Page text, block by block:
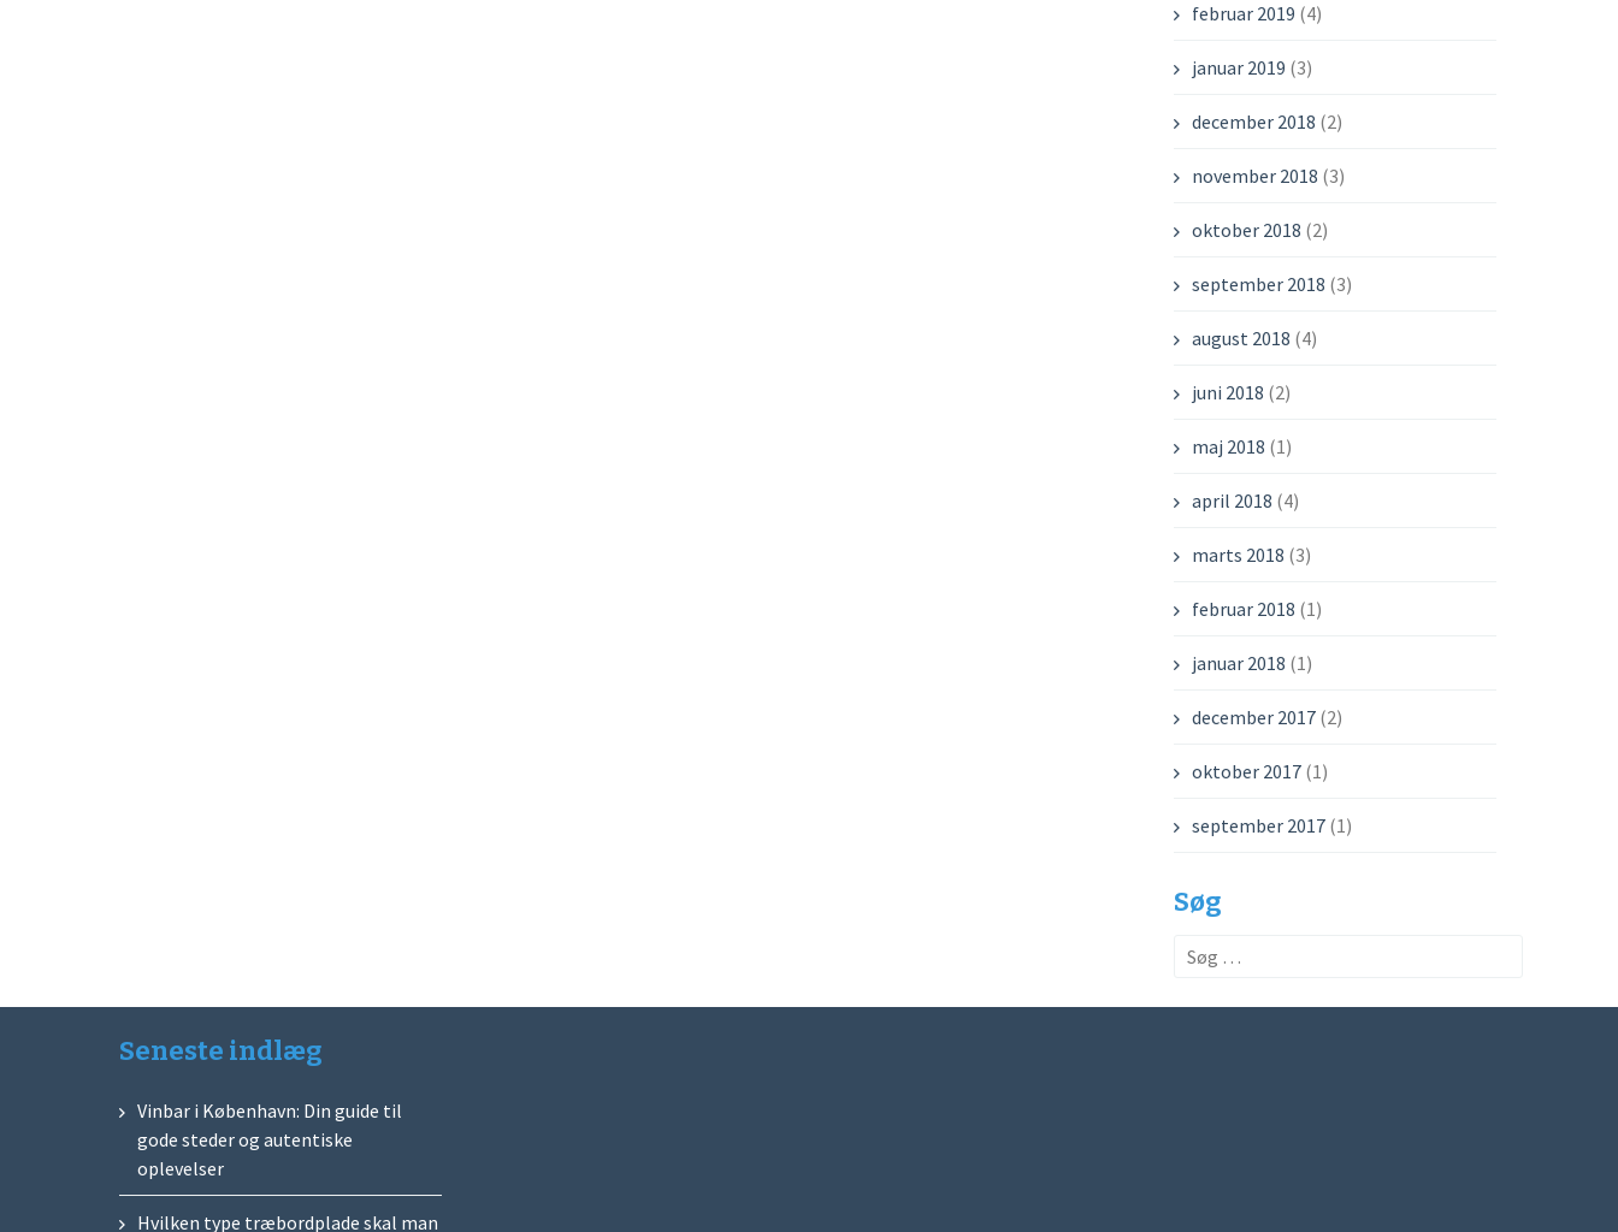
februar 2019 (4)
januar 2019 (3)
december 2018 (2)
november 2018 (3)
oktober 2018 (2)
september 2018 (3)
august 2018 (4)
juni 2018 (2)
maj 2018 (1)
april 2018 (4)
marts 2018 (3)
februar 2018 (1)
januar 2018 (1)
december 2017 (2)
oktober 2017 (1)
september 2017 (1)
Søg
Søg
Seneste indlæg
Vinbar i København: Din guide til
gode steder og autentiske
oplevelser
Hvilken type træbordplade skal man